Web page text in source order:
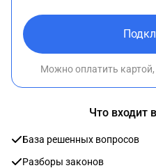
Можно оплатить картой,
Что входит
База решенных вопросов
Разборы законов